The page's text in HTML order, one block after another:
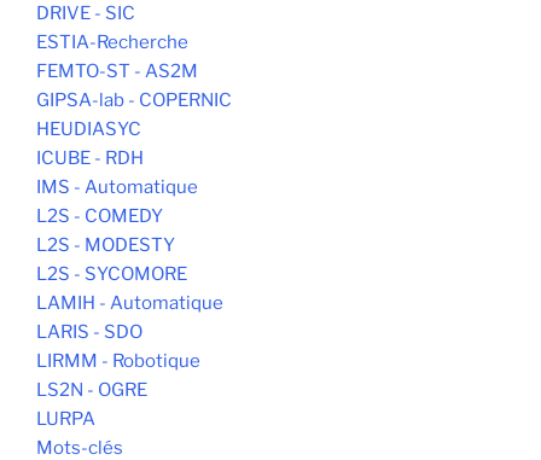
DRIVE - SIC
ESTIA-Recherche
FEMTO-ST - AS2M
GIPSA-lab - COPERNIC
HEUDIASYC
ICUBE - RDH
IMS - Automatique
L2S - COMEDY
L2S - MODESTY
L2S - SYCOMORE
LAMIH - Automatique
LARIS - SDO
LIRMM - Robotique
LS2N - OGRE
LURPA
Mots-clés